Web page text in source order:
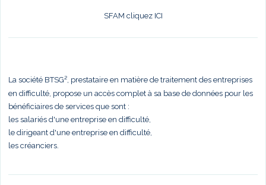
SFAM cliquez ICI
La société BTSG², prestataire en matière de traitement des entreprises
en difficulté, propose un accès complet à sa base de données pour les
bénéficiaires de services que sont :
les salariés d'une entreprise en difficulté,
le dirigeant d'une entreprise en difficulté,
les créanciers.